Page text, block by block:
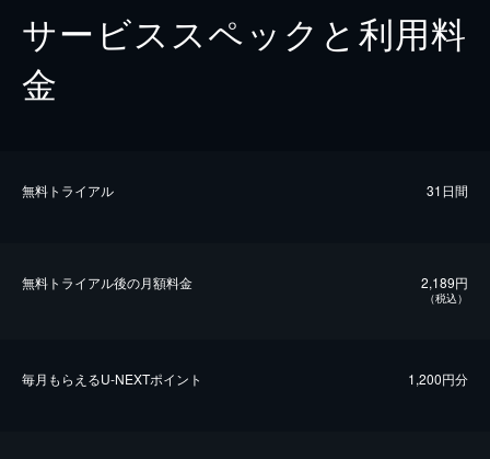
サービススペックと利用料
金
無料トライアル 31日間
無料トライアル後の⽉額料金 2,189円
（税込）
毎⽉もらえるU-NEXTポイント 1,200円分